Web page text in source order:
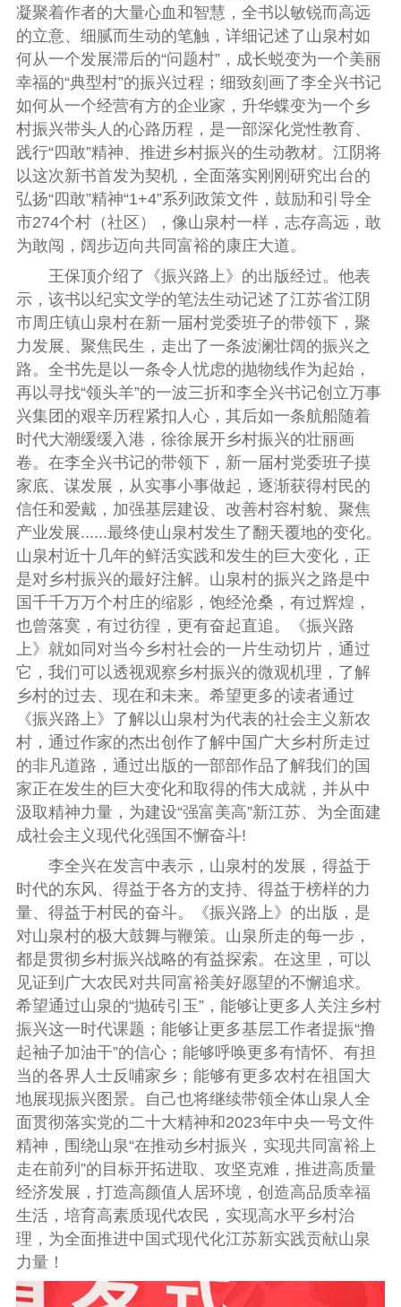
凝聚着作者的大量心血和智慧，全书以敏锐而高远
的立意、细腻而生动的笔触，详细记述了山泉村如
何从一个发展滞后的“问题村”，成长蜕变为一个美丽
幸福的“典型村”的振兴过程； 细致刻画了李全兴书记
如何从一个经营有方的企业家，升华蝶变为一个乡
村振兴带头人的心路历程，是一部深化党性教育、
践行“四敢”精神、推进乡村振兴的生动教材。 江阴将
以这次新书首发为契机，全面落实刚刚研究出台的
弘扬“四敢”精神“1+4”系列政策文件，鼓励和引导全
市274个村（社区），像山泉村一样，志存高远，敢
为敢闯，阔步迈向共同富裕的康庄大道。
王保顶介绍了《振兴路上》的出版经过。他表
示，该书以纪实文学的笔法生动记述了江苏省江阴
市周庄镇山泉村在新一届村党委班子的带领下，聚
力发展、聚焦民生，走出了一条波澜壮阔的振兴之
路。全书先是以一条令人忧虑的抛物线作为起始，
再以寻找“领头羊”的一波三折和李全兴书记创立万事
兴集团的艰辛历程紧扣人心，其后如一条航船随着
时代大潮缓缓入港，徐徐展开乡村振兴的壮丽画
卷。在李全兴书记的带领下，新一届村党委班子摸
家底、谋发展，从实事小事做起，逐渐获得村民的
信任和爱戴，加强基层建设、改善村容村貌、聚焦
产业发展......最终使山泉村发生了翻天覆地的变化。
山泉村近十几年的鲜活实践和发生的巨大变化，正
是对乡村振兴的最好注解。山泉村的振兴之路是中
国千千万万个村庄的缩影，饱经沧桑，有过辉煌，
也曾落寞，有过彷徨，更有奋起直追。《振兴路
上》就如同对当今乡村社会的一片生动切片，通过
它，我们可以透视观察乡村振兴的微观机理，了解
乡村的过去、现在和未来。希望更多的读者通过
《振兴路上》了解以山泉村为代表的社会主义新农
村，通过作家的杰出创作了解中国广大乡村所走过
的非凡道路，通过出版的一部部作品了解我们的国
家正在发生的巨大变化和取得的伟大成就，并从中
汲取精神力量，为建设“强富美高”新江苏、为全面建
成社会主义现代化强国不懈奋斗!
李全兴在发言中表示，山泉村的发展，得益于
时代的东风、得益于各方的支持、 得益于榜样的力
量、 得益于村民的奋斗。《振兴路上》的出版，是
对山泉村的极大鼓舞与鞭策。山泉所走的每一步，
都是贯彻乡村振兴战略的有益探索。在这里，可以
见证到广大农民对共同富裕美好愿望的不懈追求。
希望通过山泉的“抛砖引玉”，能够让更多人关注乡村
振兴这一时代课题；能够让更多基层工作者提振“撸
起袖子加油干”的信心；能够呼唤更多有情怀、有担
当的各界人士反哺家乡；能够有更多农村在祖国大
地展现振兴图景。自己也将继续带领全体山泉人全
面贯彻落实党的二十大精神和2023年中央一号文件
精神，围绕山泉“在推动乡村振兴，实现共同富裕上
走在前列”的目标开拓进取、攻坚克难，推进高质量
经济发展，打造高颜值人居环境，创造高品质幸福
生活，培育高素质现代农民，实现高水平乡村治
理，为全面推进中国式现代化江苏新实践贡献山泉
力量！